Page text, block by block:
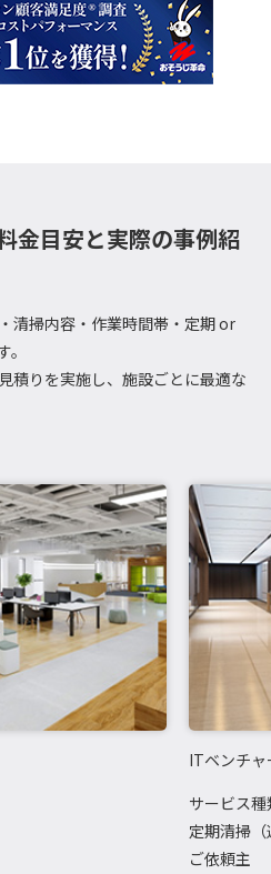
金目安と実際の事例紹
清掃内容・作業時間帯・定期 or
積りを実施し、施設ごとに最適な
ITベンチ
サービス種
定期清掃
ご依頼主